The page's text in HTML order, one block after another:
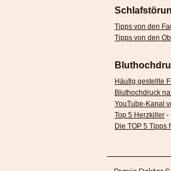
Tipps von den
Tipps von den
Häufig gestellte
Bluthochdruck
YouTube-Kanal
Top 5 Herzkiller -
Die TOP 5 Tipps